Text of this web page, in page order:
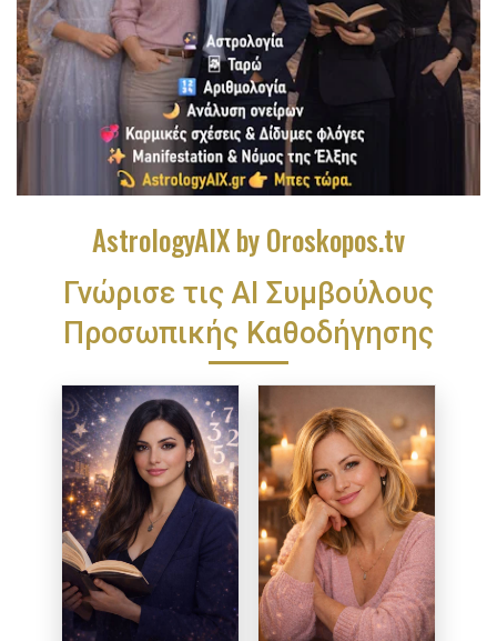
AstrologyAIX by Oroskopos.tv
Γνώρισε τις ΑΙ Συμβούλους
Προσωπικής Καθοδήγησης